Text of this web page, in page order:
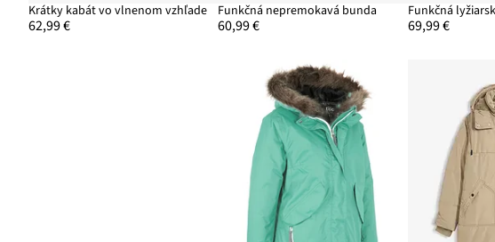
Krátky kabát vo vlnenom vzhľade
62,99 €
Funkčná nepremokavá bunda
60,99 € 69,99 €